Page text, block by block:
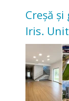
Creșă
Iris.
pentru